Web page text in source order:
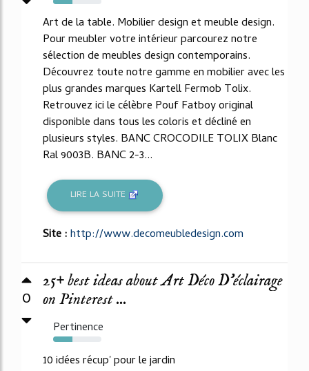
40%
Art de la table. Mobilier design et meuble design.
Pour meubler votre intérieur parcourez notre
sélection de meubles design contemporains.
Découvrez toute notre gamme en mobilier avec les
plus grandes marques Kartell Fermob Tolix.
Retrouvez ici le célèbre Pouf Fatboy original
disponible dans tous les coloris et décliné en
plusieurs styles. BANC CROCODILE TOLIX Blanc
Ral 9003B. BANC 2-3...
LIRE LA SUITE
Site :http://www.decomeubledesign.com
0
25+ best ideas about Art Déco D'éclairage
on Pinterest ...
Pertinence
40%
10 idées récup' pour le jardin